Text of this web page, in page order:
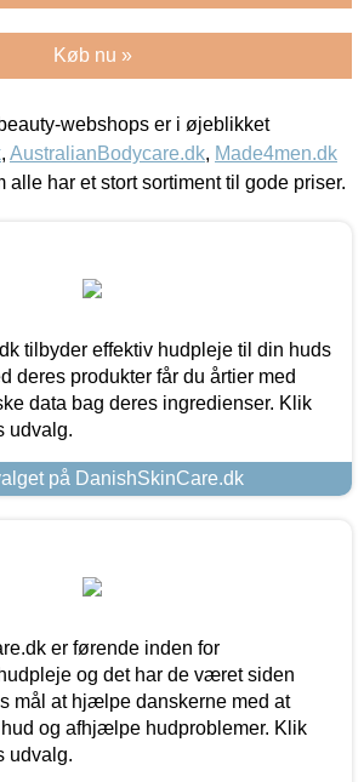
Køb nu »
webshops er i øjeblikket
, AustralianBodycare.dk, Made4men.dk
alle har et stort sortiment til gode priser.
tilbyder effektiv hudpleje til din huds
deres produkter får du årtier med
data bag deres ingredienser. Klik
udvalg.
på DanishSkinCare.dk
er førende inden for
og det har de været siden
mål at hjælpe danskerne med at
og afhjælpe hudproblemer. Klik
udvalg.